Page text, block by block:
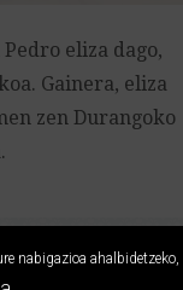
eliza dago,
Gainera, eliza
zen Durangoko
nabigazioa